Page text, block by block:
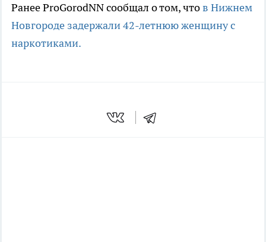
Ранее ProGorodNN сообщал о том, чтов Нижнем
Новгороде задержали 42-летнюю женщину с
наркотиками.